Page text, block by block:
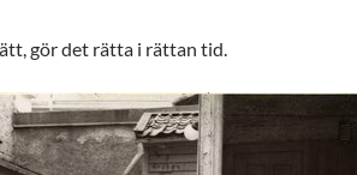
gör det rätta i rättan tid.